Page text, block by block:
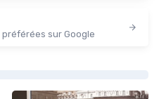
sur Google